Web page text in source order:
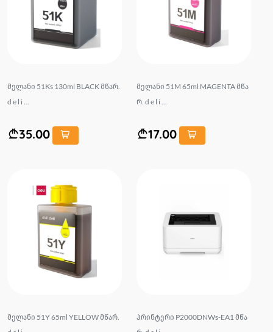
მელანი 51Ks 130ml BLACK მწარ.
d e l i ...
35.00
მელანი 51M 65ml MAGENTA მწა
რ. d e l i ...
17.00
მელანი 51Y 65ml YELLOW მწარ.
პრინტერი P2000DNWs-EA1 მწა